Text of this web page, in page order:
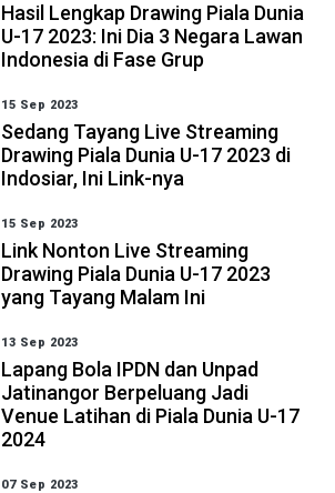
Hasil Lengkap Drawing Piala Dunia
U-17 2023: Ini Dia 3 Negara Lawan
Indonesia di Fase Grup
15 Sep 2023
Sedang Tayang Live Streaming
Drawing Piala Dunia U-17 2023 di
Indosiar, Ini Link-nya
15 Sep 2023
Link Nonton Live Streaming
Drawing Piala Dunia U-17 2023
yang Tayang Malam Ini
13 Sep 2023
Lapang Bola IPDN dan Unpad
Jatinangor Berpeluang Jadi
Venue Latihan di Piala Dunia U-17
2024
07 Sep 2023